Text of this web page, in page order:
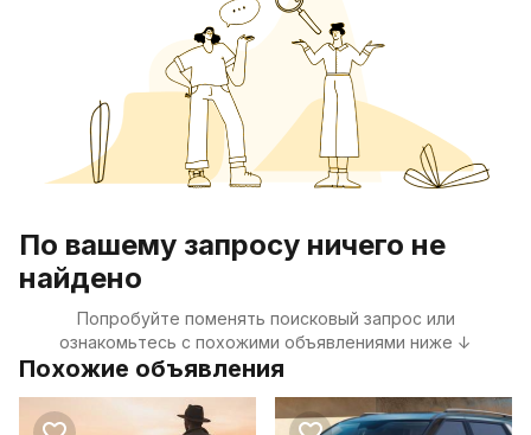
По вашему запросу ничего не
найдено
Попробуйте поменять поисковый запрос или
ознакомьтесь с похожими объявлениями ниже ↓
Похожие объявления